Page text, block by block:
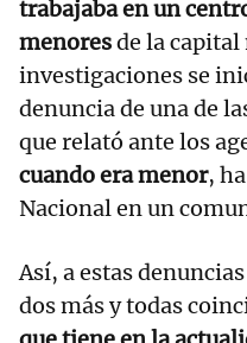
trabajaba en un
menoresde la capital
investigaciones se
denuncia de una de
que relató ante los
cuando era menor,
Nacional en un
Así, a estas
dos más y todas